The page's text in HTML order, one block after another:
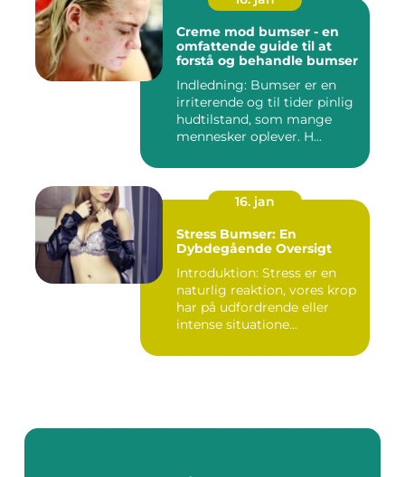
Creme mod bumser - en
omfattende guide til at
forstå og behandle bumser
Indledning: Bumser er en
irriterende og til tider pinlig
hudtilstand, som mange
mennesker oplever. H...
16. jan
Stress Bumser: En
Dybdegående Oversigt
Introduktion: Stress er en
naturlig reaktion, vores krop
har på udfordrende eller
intense situatione...